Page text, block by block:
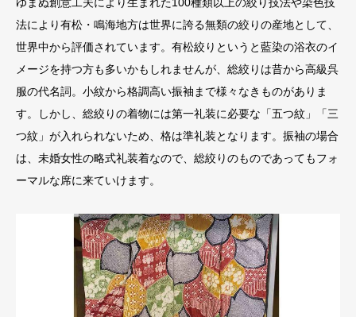
法により有松・鳴海地方は世界に誇る無類の絞りの産地として、
世界中から評価されています。有松絞りというと藍染の浴衣のイ
メージを持つ方も多いかもしれませんが、総絞りは昔から高級呉
服の代名詞。小紋から格調高い振袖まで様々なきものがありま
す。しかし、総絞りの着物には第一礼装に必要な「五つ紋」「三
つ紋」が入れられないため、格は準礼装となります。振袖の場合
は、未婚女性の略式礼装着なので、総絞りのものであってもフォ
ーマルな席に来ていけます。